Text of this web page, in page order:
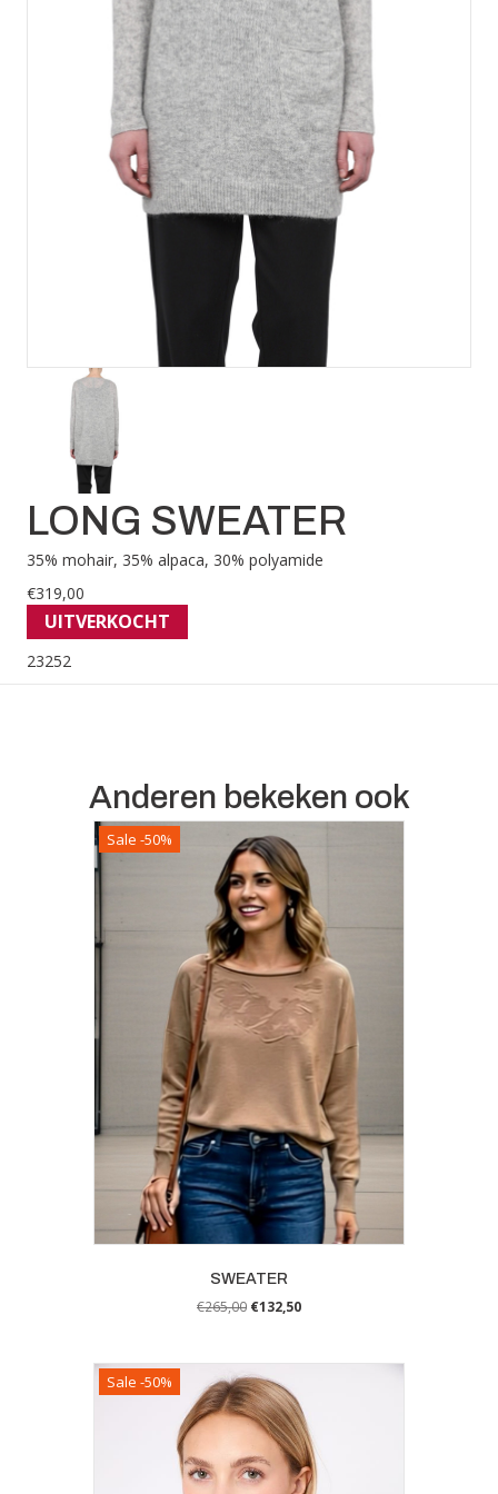
LONG SWEATER
35% mohair, 35% alpaca, 30% polyamide
€319,00
UITVERKOCHT
23252
Anderen bekeken ook
Sale -50%
SWEATER
€265,00 €132,50
Sale -50%